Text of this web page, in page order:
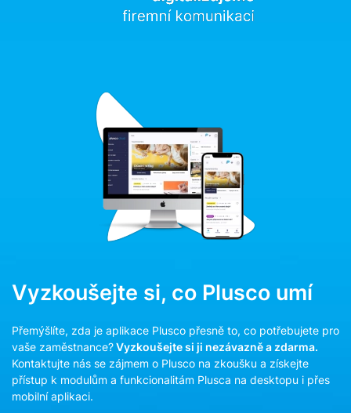
Vyzkoušejte si, co Plusco umí
Přemýšlíte, zda je aplikace Plusco přesně to, co potřebujete pro
vaše zaměstnance?Vyzkoušejte si ji nezávazně a zdarma.
Kontaktujte nás se zájmem o Plusco na zkoušku a získejte
přístup k modulům a funkcionalitám Plusca na desktopu i přes
mobilní aplikaci.